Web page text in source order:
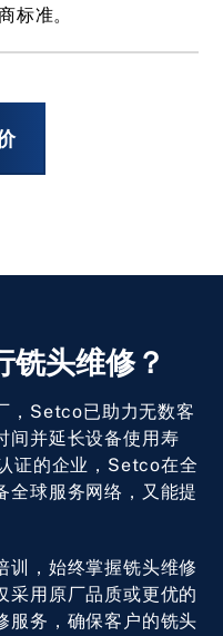
标准。
头维修？
，Setco已助力无数客
间并延长设备使用寿
证的企业，Setco在全
全球服务网络，又能提
训，始终掌握铣头维修
采用原厂品质或更优的
服务，确保客户的铣头